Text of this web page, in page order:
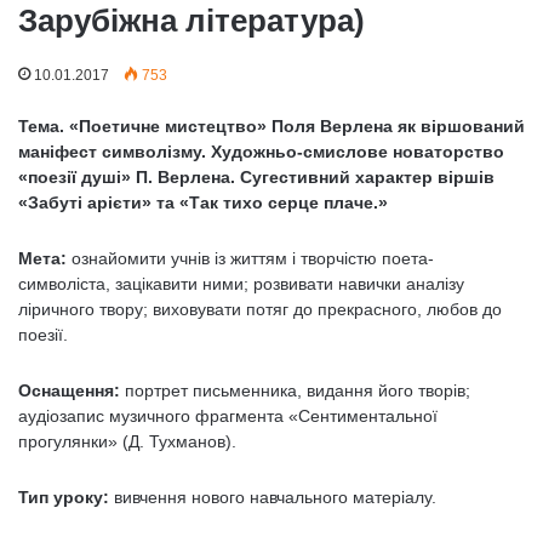
Зарубіжна література)
10.01.2017 753
Тема. «Поетичне мистецтво» Поля Верлена як віршований
маніфест символізму. Художньо-смислове новаторство
«поезії душі» П. Верлена. Сугестивний характер віршів
«Забуті арієти» та «Так тихо серце плаче.»
Мета: ознайомити учнів із життям і творчістю поета-
символіста, зацікавити ними; розвивати навички аналізу
ліричного твору; виховувати потяг до прекрасного, любов до
поезії.
Оснащення: портрет письменника, видання його творів;
аудіозапис музичного фрагмента «Сентиментальної
прогулянки» (Д. Тухманов).
Тип уроку: вивчення нового навчального матеріалу.